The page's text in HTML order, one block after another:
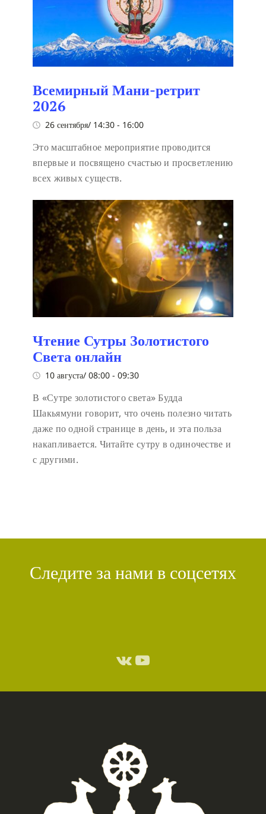
Всемирный Мани-ретрит
2026
26 сентября/ 14:30 - 16:00
Это масштабное мероприятие проводится
впервые и посвящено счастью и просветлению
всех живых существ.
Чтение Сутры Золотистого
Света онлайн
10 августа/ 08:00 - 09:30
В «Сутре золотистого света» Будда
Шакьямуни говорит, что очень полезно читать
даже по одной странице в день, и эта польза
накапливается. Читайте сутру в одиночестве и
с другими.
Следите за нами в соцсетях